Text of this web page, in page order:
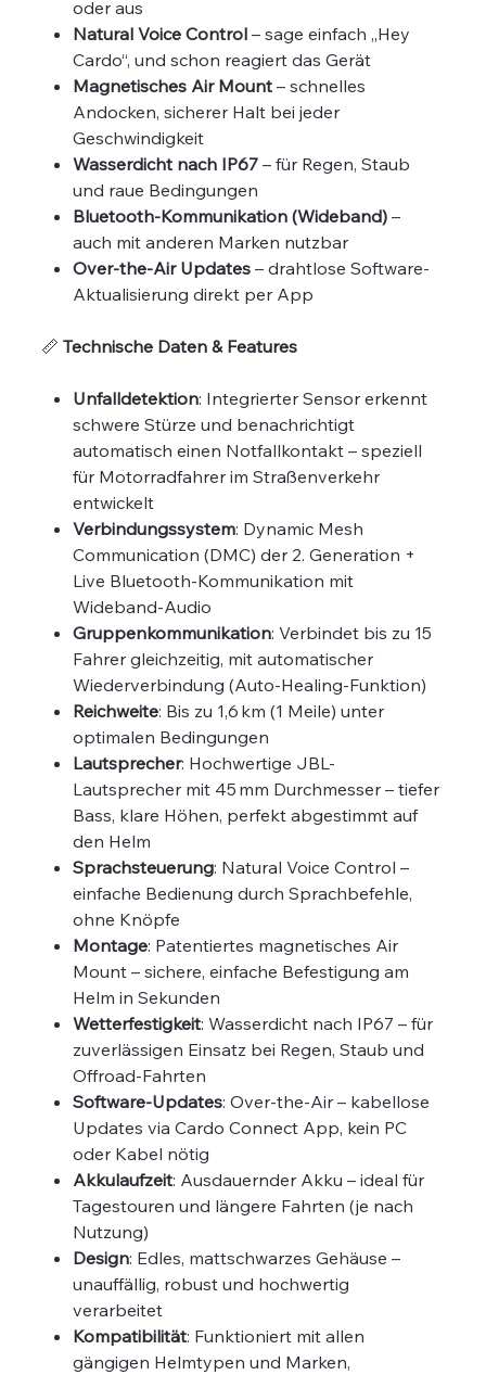
oder aus
Natural Voice Control – sage einfach „Hey
Cardo“, und schon reagiert das Gerät
Magnetisches Air Mount – schnelles
Andocken, sicherer Halt bei jeder
Geschwindigkeit
Wasserdicht nach IP67 – für Regen, Staub
und raue Bedingungen
Bluetooth-Kommunikation (Wideband) –
auch mit anderen Marken nutzbar
Over-the-Air Updates – drahtlose Software-
Aktualisierung direkt per App
📏Technische Daten & Features
Unfalldetektion: Integrierter Sensor erkennt
schwere Stürze und benachrichtigt
automatisch einen Notfallkontakt – speziell
für Motorradfahrer im Straßenverkehr
entwickelt
Verbindungssystem: Dynamic Mesh
Communication (DMC) der 2. Generation +
Live Bluetooth-Kommunikation mit
Wideband-Audio
Gruppenkommunikation: Verbindet bis zu 15
Fahrer gleichzeitig, mit automatischer
Wiederverbindung (Auto-Healing-Funktion)
Reichweite: Bis zu 1,6 km (1 Meile) unter
optimalen Bedingungen
Lautsprecher: Hochwertige JBL-
Lautsprecher mit 45 mm Durchmesser – tiefer
Bass, klare Höhen, perfekt abgestimmt auf
den Helm
Sprachsteuerung: Natural Voice Control –
einfache Bedienung durch Sprachbefehle,
ohne Knöpfe
Montage: Patentiertes magnetisches Air
Mount – sichere, einfache Befestigung am
Helm in Sekunden
Wetterfestigkeit: Wasserdicht nach IP67 – für
zuverlässigen Einsatz bei Regen, Staub und
Offroad-Fahrten
Software-Updates: Over-the-Air – kabellose
Updates via Cardo Connect App, kein PC
oder Kabel nötig
Akkulaufzeit: Ausdauernder Akku – ideal für
Tagestouren und längere Fahrten (je nach
Nutzung)
Design: Edles, mattschwarzes Gehäuse –
unauffällig, robust und hochwertig
verarbeitet
Kompatibilität: Funktioniert mit allen
gängigen Helmtypen und Marken,